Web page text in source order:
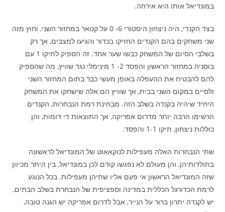
במונדיאל אותו היא אירחה.
בצד הקנדי, היה ניצחון היסטורי 6- 0 על קטאר במחזור השני, וחוץ מזה
שני משחקים בהם הקנדים החזיקו בכדור והגיעו למצבים, אך רק
בשלבי הסיום של המשחק כבשו שער אחד. זה הספיק לתיקו 1 עם
בוסניה במחזור הראשון והפסד 2- 1 מינימלי נגד שוויץ, מה שהספיק
להם להבטיח את ההעפלה באופן מעשי כבר בתום המחזור השני
ולסיים במקום השני בבית, אך שוויץ הם אלה שישחקו את המשחק
היחיד שיהיה בקנדה בשלב הזה. מבחינת רמת הנבחרות, הקנדים
הרשימו הרבה יותר מדרום אפריקה, אך התוצאות די דומות, והן
כוללות ניצחון, תיקו 1-1 והפסד.
שתי הנבחרות האלה מעפילות לנוקאאוט של המונדיאל לראשונה
בתולדותיהן, והן מעולם לא נפגשו קודם לכן במונדיאל, בין היתר מכיוון
שזה המונדיאל הראשון אי פעם אליו שתיהן מעפילות. בכל הנוגע
לרמת הכדורגל הכללית במדינה וספציפית של הנבחרת בשלב הבתים,
יש לקנדה יתרון ברור על הנייר, אבל לדרום אפריקה יש הגנה טובה,